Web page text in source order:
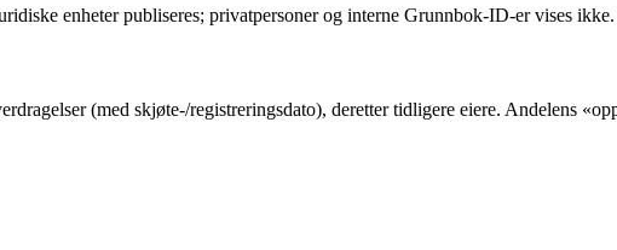
enheter publiseres; privatpersoner og interne Grunnbok-ID-er vises ikke.
(med skjøte-/registreringsdato), deretter tidligere eiere. Andelens